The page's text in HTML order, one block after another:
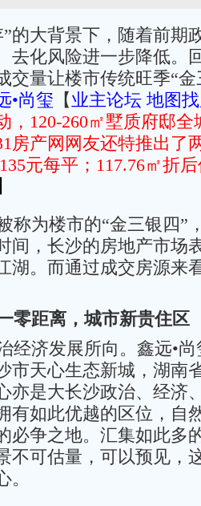
的大背景下，随着前期
去化风险进一步降低。
交量让楼市传统旺季“
•尚玺 【 业主论坛 地图
，120-260㎡墅质府邸全
房产网网友还特推出了
元每平；117.76㎡折
称为楼市的“金三银四”
间，长沙的房地产市场
湖。而通过成交房源来
零距离，城市新贵住区
济发展所向。鑫远•尚
市天心生态新城，湖南
亦是大长沙政治、经济
有如此优越的区位，自
必争之地。汇集如此多
不可估量，可以预见，
。